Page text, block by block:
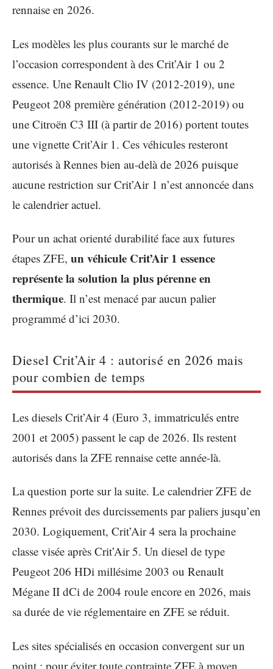
rennaise en 2026.
Les modèles les plus courants sur le marché de
l’occasion correspondent à des Crit’Air 1 ou 2
essence. Une Renault Clio IV (2012-2019), une
Peugeot 208 première génération (2012-2019) ou
une Citroën C3 III (à partir de 2016) portent toutes
une vignette Crit’Air 1. Ces véhicules resteront
autorisés à Rennes bien au-delà de 2026 puisque
aucune restriction sur Crit’Air 1 n’est annoncée dans
le calendrier actuel.
Pour un achat orienté durabilité face aux futures
étapes ZFE, un véhicule Crit’Air 1 essence
représente la solution la plus pérenne en
thermique. Il n’est menacé par aucun palier
programmé d’ici 2030.
Diesel Crit’Air 4 : autorisé en 2026 mais
pour combien de temps
Les diesels Crit’Air 4 (Euro 3, immatriculés entre
2001 et 2005) passent le cap de 2026. Ils restent
autorisés dans la ZFE rennaise cette année-là.
La question porte sur la suite. Le calendrier ZFE de
Rennes prévoit des durcissements par paliers jusqu’en
2030. Logiquement, Crit’Air 4 sera la prochaine
classe visée après Crit’Air 5. Un diesel de type
Peugeot 206 HDi millésime 2003 ou Renault
Mégane II dCi de 2004 roule encore en 2026, mais
sa durée de vie réglementaire en ZFE se réduit.
Les sites spécialisés en occasion convergent sur un
point : pour éviter toute contrainte ZFE à moyen